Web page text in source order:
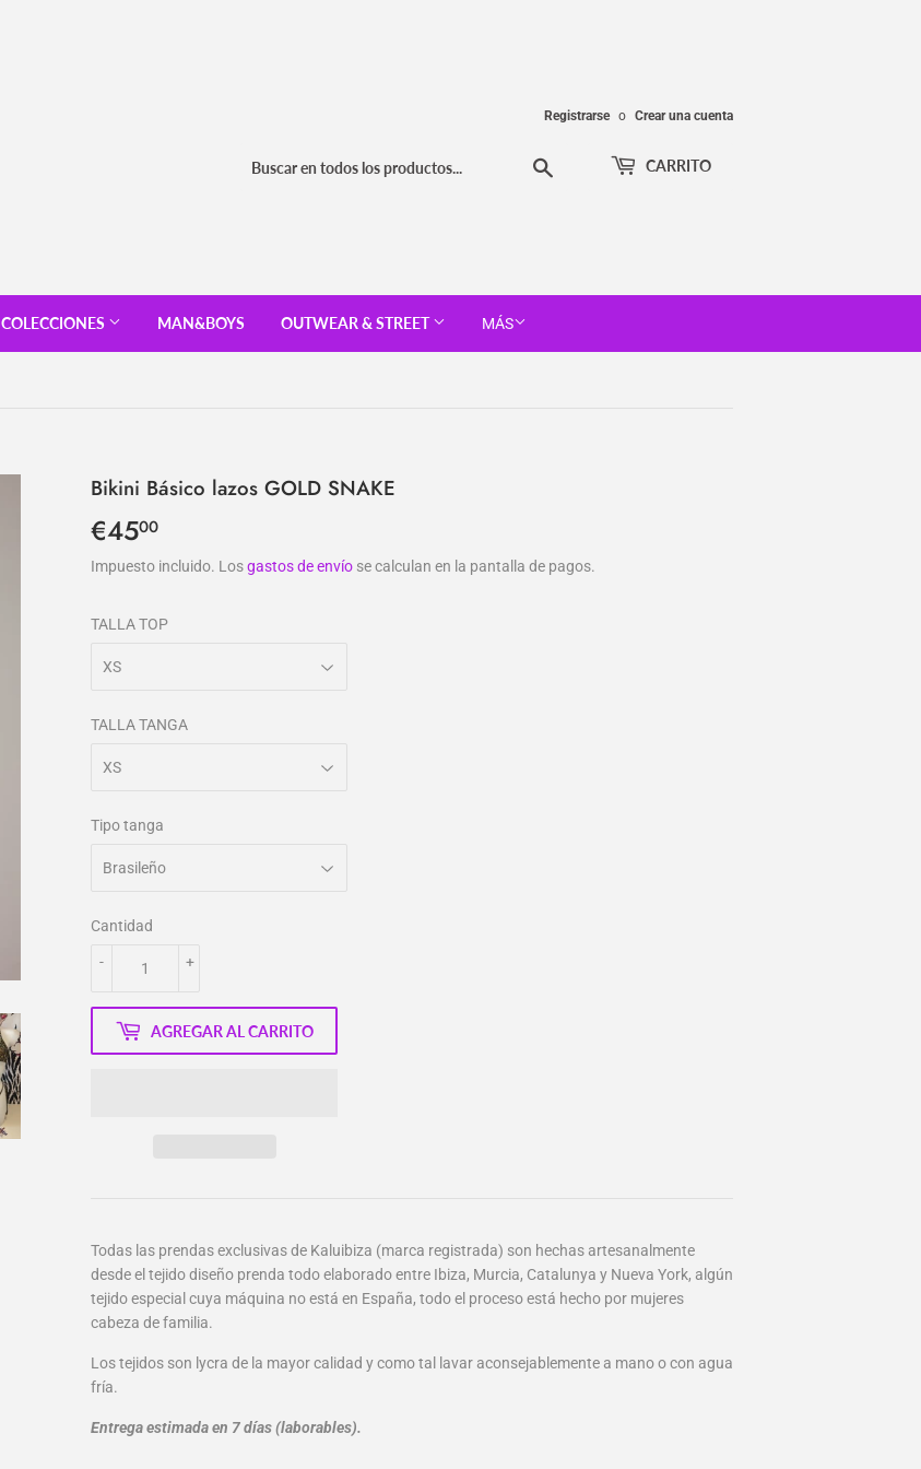
Registrarse o Crear una cuenta
CARRITO
COLECCIONES MAN&BOYS OUTWEAR & STREET MÁS
Bikini Básico lazos GOLD SNAKE
€4500
Impuesto incluido. Losgastos de envío se calculan en la pantalla de pagos.
TALLA TOP
TALLA TANGA
Tipo tanga
Cantidad
+
-
AGREGAR AL CARRITO
Todas las prendas exclusivas de Kaluibiza (marca registrada) son hechas artesanalmente
desde el tejido diseño prenda todo elaborado entre Ibiza, Murcia, Catalunya y Nueva York, algún
tejido especial cuya máquina no está en España, todo el proceso está hecho por mujeres
cabeza de familia.
Los tejidos son lycra de la mayor calidad y como tal lavar aconsejablemente a mano o con agua
fría.
Entrega estimada en 7 días (laborables).